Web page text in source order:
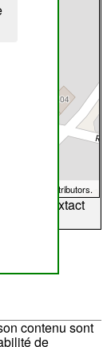
contributors.
extact
contenu sont
de